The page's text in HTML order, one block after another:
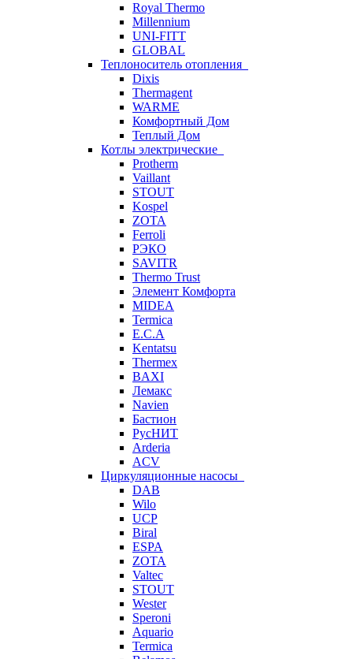
Royal Thermo
Millennium
UNI-FITT
GLOBAL
Теплоноситель отопления
Dixis
Thermagent
WARME
Комфортный Дом
Теплый Дом
Котлы электрические
Protherm
Vaillant
STOUT
Kospel
ZOTA
Ferroli
РЭКО
SAVITR
Thermo Trust
Элемент Комфорта
MIDEA
Termica
E.C.A
Kentatsu
Thermex
BAXI
Лемакс
Navien
Бастион
РусНИТ
Arderia
ACV
Циркуляционные насосы
DAB
Wilo
UCP
Biral
ESPA
ZOTA
Valtec
STOUT
Wester
Speroni
Aquario
Termica